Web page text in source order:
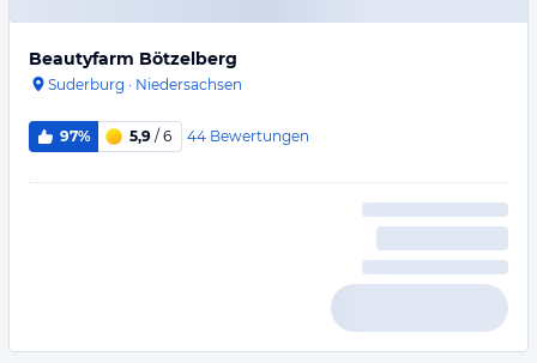
Beautyfarm Bötzelberg
Suderburg · Niedersachsen
97% 5,9 / 6 44 Bewertungen